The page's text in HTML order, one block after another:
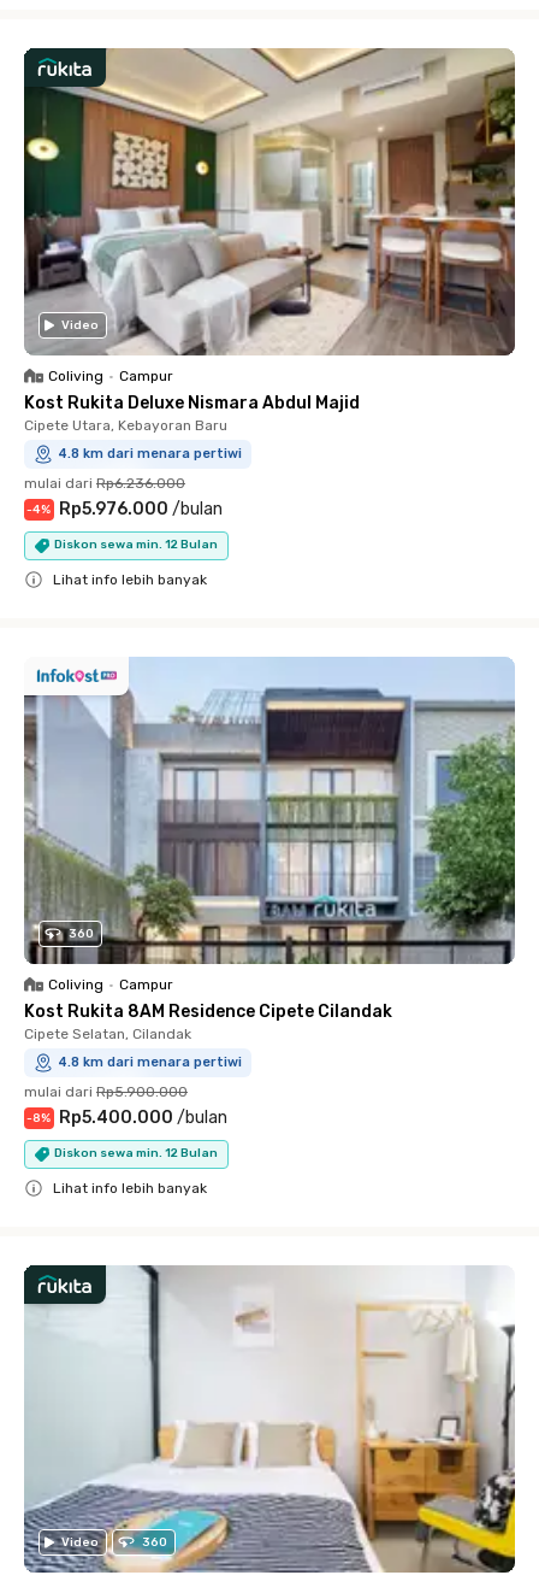
Video
Coliving • Campur
Kost Rukita Deluxe Nismara Abdul Majid
Cipete Utara, Kebayoran Baru
4.8 km dari menara pertiwi
mulai dari Rp6.236.000
-4% Rp5.976.000 /bulan
Diskon sewa min. 12 Bulan
Lihat info lebih banyak
360
Coliving • Campur
Kost Rukita 8AM Residence Cipete Cilandak
Cipete Selatan, Cilandak
4.8 km dari menara pertiwi
mulai dari Rp5.900.000
-8% Rp5.400.000 /bulan
Diskon sewa min. 12 Bulan
Lihat info lebih banyak
Video 360